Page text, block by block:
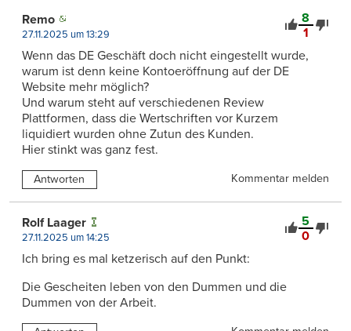
8
1
Remo
27.11.2025 um 13:29
Wenn das DE Geschäft doch nicht eingestellt wurde,
warum ist denn keine Kontoeröffnung auf der DE
Website mehr möglich?
Und warum steht auf verschiedenen Review
Plattformen, dass die Wertschriften vor Kurzem
liquidiert wurden ohne Zutun des Kunden.
Hier stinkt was ganz fest.
Antworten Kommentar melden
5
0
Rolf Laager
27.11.2025 um 14:25
Ich bring es mal ketzerisch auf den Punkt:
Die Gescheiten leben von den Dummen und die
Dummen von der Arbeit.